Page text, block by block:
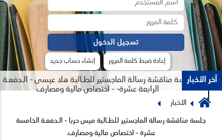
إنشاء حساب جديد إعادة ضبط كلمة المرور
آخر الأخبارجلسة مناقشة رسالة الماجستير للطـالبة هلا عيسى - الـدفعـة
الرابعة عشرة- - اختصاص مالية ومصارف
Previous
Next
Breadcrumb
الأخبار
جلسة مناقشة رسالة الماجستير للطـالبة ميس حربا - الـدفعـة الخامسة
عشرة - اختصاص مالية ومصارف.